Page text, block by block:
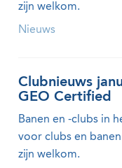
zijn welkom.
Nieuws
Clubnieuws
GEO Certified
Banen en -clubs in
voor clubs en
zijn welkom.